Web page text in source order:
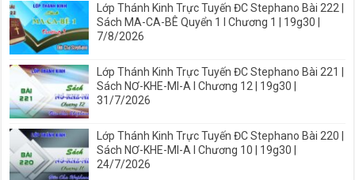
Lớp Thánh Kinh Trực Tuyến ĐC Stephano Bài 222 |
Sách MA-CA-BÊ Quyển 1 I Chương 1 | 19g30 |
7/8/2026
Lớp Thánh Kinh Trực Tuyến ĐC Stephano Bài 221 |
Sách NƠ-KHE-MI-A I Chương 12 | 19g30 |
31/7/2026
Lớp Thánh Kinh Trực Tuyến ĐC Stephano Bài 220 |
Sách NƠ-KHE-MI-A I Chương 10 | 19g30 |
24/7/2026